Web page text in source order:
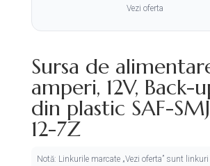
Vezi oferta
Sursa de
amperi, 12V, Back-
din plastic SAF-
12-7Z
Notă: Linkurile marcate „Vezi oferta” sunt